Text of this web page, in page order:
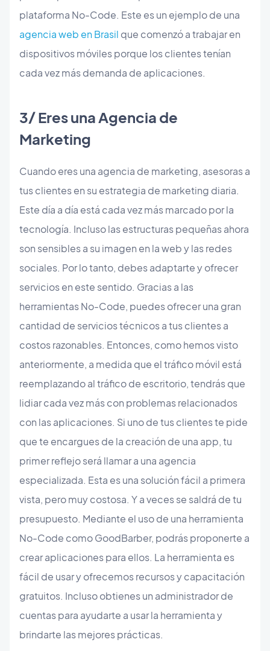
plataforma No-Code. Este es un ejemplo de una
agencia web en Brasil que comenzó a trabajar en
dispositivos móviles porque los clientes tenían
cada vez más demanda de aplicaciones.
​3/ Eres una Agencia de
Marketing
Cuando eres una agencia de marketing, asesoras a
tus clientes en su estrategia de marketing diaria.
Este día a día está cada vez más marcado por la
tecnología. Incluso las estructuras pequeñas ahora
son sensibles a su imagen en la web y las redes
sociales. Por lo tanto, debes adaptarte y ofrecer
servicios en este sentido. Gracias a las
herramientas No-Code, puedes ofrecer una gran
cantidad de servicios técnicos a tus clientes a
costos razonables. Entonces, como hemos visto
anteriormente, a medida que el tráfico móvil está
reemplazando al tráfico de escritorio, tendrás que
lidiar cada vez más con problemas relacionados
con las aplicaciones. Si uno de tus clientes te pide
que te encargues de la creación de una app, tu
primer reflejo será llamar a una agencia
especializada. Esta es una solución fácil a primera
vista, pero muy costosa. Y a veces se saldrá de tu
presupuesto. Mediante el uso de una herramienta
No-Code como GoodBarber, podrás proponerte a
crear aplicaciones para ellos. La herramienta es
fácil de usar y ofrecemos recursos y capacitación
gratuitos. Incluso obtienes un administrador de
cuentas para ayudarte a usar la herramienta y
brindarte las mejores prácticas.